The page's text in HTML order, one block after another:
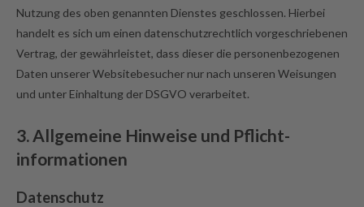
Nutzung des oben genannten Dienstes geschlossen. Hierbei
handelt es sich um einen datenschutzrechtlich vorgeschriebenen
Vertrag, der gewährleistet, dass dieser die personenbezogenen
Daten unserer Websitebesucher nur nach unseren Weisungen
und unter Einhaltung der DSGVO verarbeitet.
3. Allgemeine Hinweise und Pflicht­
informationen
Datenschutz